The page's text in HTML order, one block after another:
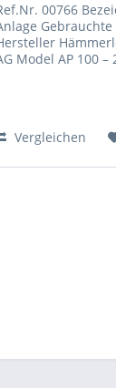
00766
Model AP 100
Vergleichen